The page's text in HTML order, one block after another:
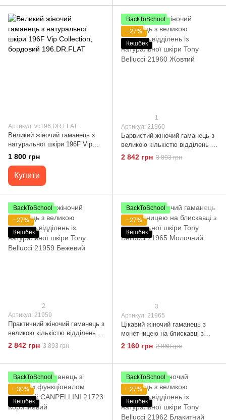
Артикул: vc196.DR.FLAT
Великий жіночий гаманець з
натуральної шкіри 196F Vip
Collection, бордовий
196.DR.FLAT
1 800 грн
Купити
BackToSchool
−27%
Кешбек
1
Артикул: 21960
Барвистий жіночий гаманець з
великою кількістю відділень із
натуральної шкіри Tony
Bellucci 21960 Жовтий
2 842 грн 3 893 грн
BackToSchool
−27%
Кешбек
2
Артикул: 21959
Практичний жіночий гаманець з
великою кількістю відділень із
натуральної шкіри Tony
Bellucci 21959 Бежевий
2 842 грн 3 893 грн
BackToSchool
−27%
Кешбек
3
Артикул: 21965
Цікавий жіночий гаманець з
монетницею на блискавці з
натуральної шкіри Tony
Bellucci 21965 Молочний
2 160 грн 2 960 грн
BackToSchool
−30%
Кешбек
BackToSchool
−27%
Кешбек